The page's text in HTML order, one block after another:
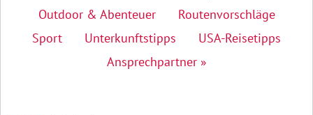
Outdoor & Abenteuer
Routenvorschläge
Sport
Unterkunftstipps
USA-Reisetipps
Ansprechpartner »